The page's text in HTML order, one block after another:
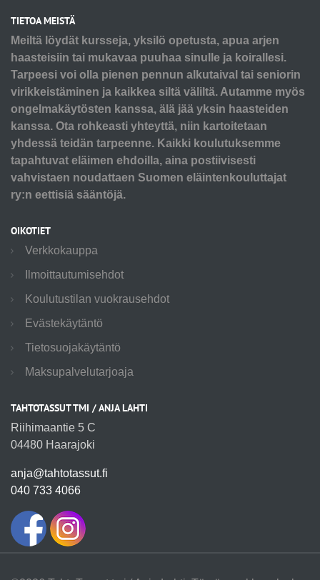
TIETOA MEISTÄ
Meiltä löydät kursseja, yksilö opetusta, apua arjen
haasteisiin tai mukavaa puuhaa sinulle ja koirallesi.
Tarpeesi voi olla pienen pennun alkutaival tai seniorin
virikkeistäminen ja kaikkea siltä väliltä. Autamme myös
ongelmakäytösten kanssa, älä jää yksin haasteiden
kanssa. Ota rohkeasti yhteyttä, niin kartoitetaan
yhdessä teidän tarpeenne. Kaikki koulutuksemme
tapahtuvat eläimen ehdoilla, aina postiivisesti
vahvistaen noudattaen Suomen eläintenkouluttajat
ry:n eettisiä sääntöjä.
OIKOTIET
Verkkokauppa
Ilmoittautumisehdot
Koulutustilan vuokrausehdot
Evästekäytäntö
Tietosuojakäytäntö
Maksupalvelutarjoaja
TAHTOTASSUT TMI / ANJA LAHTI
Riihimaantie 5 C
04480 Haarajoki
anja@tahtotassut.fi
040 733 4066